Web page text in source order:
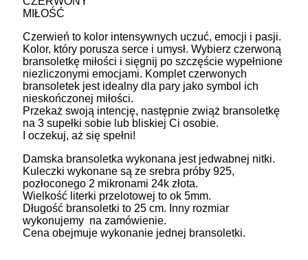
MIŁOŚĆ
Czerwień to kolor intensywnych uczuć, emocji i pasji.
Kolor, który porusza serce i umysł. Wybierz czerwoną
bransoletkę miłości i sięgnij po szczęście wypełnione
niezliczonymi emocjami. Komplet czerwonych
bransoletek jest idealny dla pary jako symbol ich
nieskończonej miłości.
Przekaż swoją intencję, następnie zwiąż bransoletkę
na 3 supełki sobie lub bliskiej Ci osobie.
I oczekuj, aż się spełni!
Damska bransoletka wykonana jest jedwabnej nitki.
Kuleczki wykonane są ze srebra próby 925,
pozłoconego 2 mikronami 24k złota.
Wielkość literki przelotowej to ok 5mm.
Długość bransoletki to 25 cm. Inny rozmiar
wykonujemy na zamówienie.
Cena obejmuje wykonanie jednej bransoletki.